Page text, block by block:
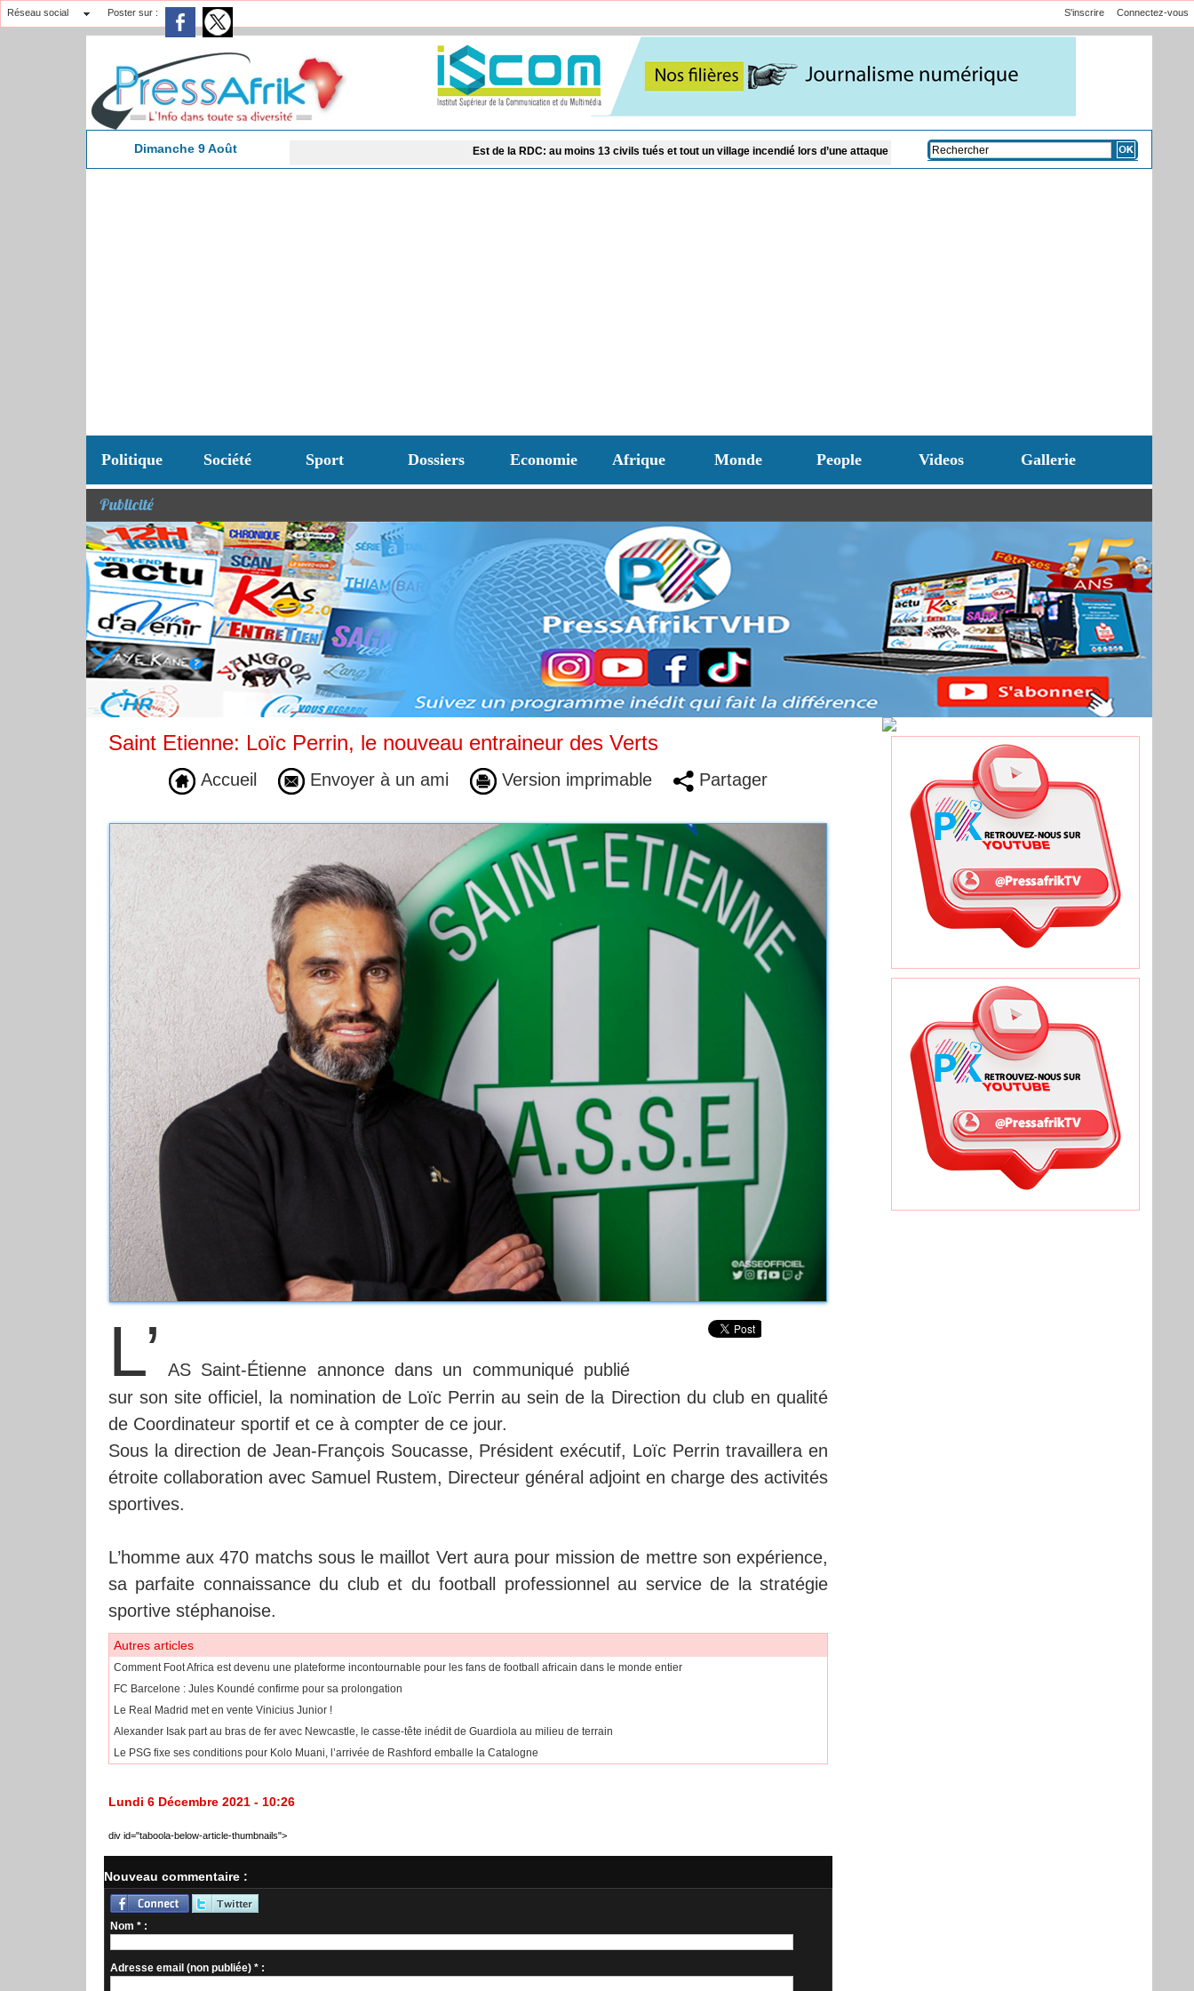
Réseau social Poster sur : Connectez-vous
S'inscrire
Dimanche 9 Août ​Est de la RDC: au moins 13 civils tués et tout un village incendié lors d’une attaque des ADF dans l’Ituri CAN féminine 2026 : le Maroc bat l'Afrique du Sud et
Politique Société Sport Dossiers Economie Afrique Monde People Videos Gallerie
Publicité
Saint Etienne: Loïc Perrin, le nouveau entraineur des Verts
Accueil Envoyer à un ami Version imprimable Partager
L’ AS Saint-Étienne annonce dans un communiqué publié
sur son site officiel, la nomination de Loïc Perrin au sein de la Direction du club en qualité
de Coordinateur sportif et ce à compter de ce jour.
Sous la direction de Jean-François Soucasse, Président exécutif, Loïc Perrin travaillera en
étroite collaboration avec Samuel Rustem, Directeur général adjoint en charge des activités
sportives.
L’homme aux 470 matchs sous le maillot Vert aura pour mission de mettre son expérience,
sa parfaite connaissance du club et du football professionnel au service de la stratégie
sportive stéphanoise.
Autres articles
Comment Foot Africa est devenu une plateforme incontournable pour les fans de football africain dans le monde entier
FC Barcelone : Jules Koundé confirme pour sa prolongation
Le Real Madrid met en vente Vinicius Junior !
Alexander Isak part au bras de fer avec Newcastle, le casse-tête inédit de Guardiola au milieu de terrain
Le PSG fixe ses conditions pour Kolo Muani, l’arrivée de Rashford emballe la Catalogne
Lundi 6 Décembre 2021 - 10:26
div id="taboola-below-article-thumbnails">
Nouveau commentaire :
Nom * :
Adresse email (non publiée) * :